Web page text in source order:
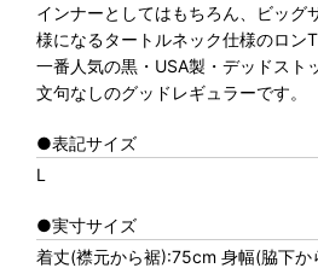
インナーとしてはもちろん、ビッグ
様になるタートルネック仕様のロンT
一番人気の黒・USA製・デッドスト
文句なしのグッドレギュラーです。
●表記サイズ
L
●実寸サイズ
着丈(襟元から裾):75cm 身幅(脇下